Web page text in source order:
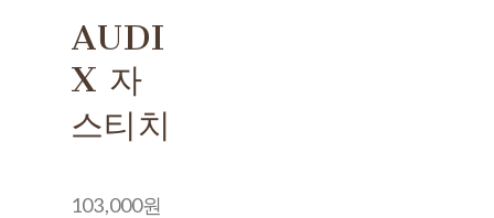
AUDI
X 자
스티치
103,000원